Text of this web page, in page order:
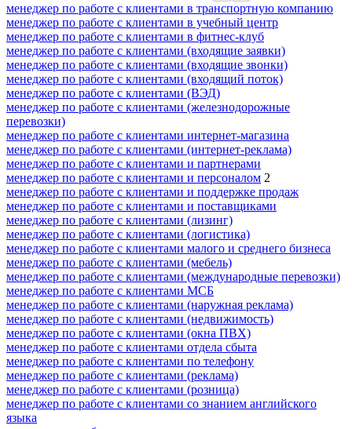
менеджер по работе с клиентами в транспортную компанию
менеджер по работе с клиентами в учебный центр
менеджер по работе с клиентами в фитнес-клуб
менеджер по работе с клиентами (входящие заявки)
менеджер по работе с клиентами (входящие звонки)
менеджер по работе с клиентами (входящий поток)
менеджер по работе с клиентами (ВЭД)
менеджер по работе с клиентами (железнодорожные
перевозки)
менеджер по работе с клиентами интернет-магазина
менеджер по работе с клиентами (интернет-реклама)
менеджер по работе с клиентами и партнерами
менеджер по работе с клиентами и персоналом 2
менеджер по работе с клиентами и поддержке продаж
менеджер по работе с клиентами и поставщиками
менеджер по работе с клиентами (лизинг)
менеджер по работе с клиентами (логистика)
менеджер по работе с клиентами малого и среднего бизнеса
менеджер по работе с клиентами (мебель)
менеджер по работе с клиентами (международные перевозки)
менеджер по работе с клиентами МСБ
менеджер по работе с клиентами (наружная реклама)
менеджер по работе с клиентами (недвижимость)
менеджер по работе с клиентами (окна ПВХ)
менеджер по работе с клиентами отдела сбыта
менеджер по работе с клиентами по телефону
менеджер по работе с клиентами (реклама)
менеджер по работе с клиентами (розница)
менеджер по работе с клиентами со знанием английского
языка